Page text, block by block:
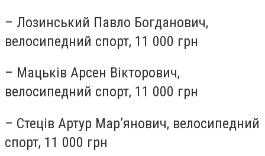
– Лозинський Павло Богданович,
велосипедний спорт, 11 000 грн
– Мацьків Арсен Вікторович,
велосипедний спорт, 11 000 грн
– Стеців Артур Мар’янович, велосипедний
спорт, 11 000 грн